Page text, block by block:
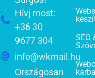
Hívj most:
+36 30
9677 304
info@wkmail.hu
Országosan
SEO